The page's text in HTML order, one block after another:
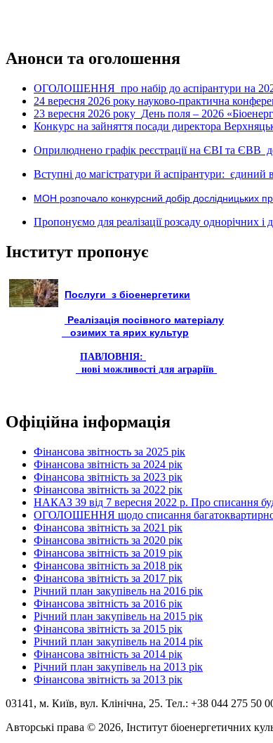
Анонси та оголошення
ОГОЛОШЕННЯ про набір до аспірантури на
24 вересня 2026 року науково-практична
23 вересня 2026 року День поля – 2026
Конкурс на зайняття посади директора
Оприлюднено графік реєстрації на ЄВІ та
Вступні до магістратури й аспірантури: єдиний
МОН розпочало конкурсний добір дослідницьких
Пропонуємо для реалізації розсаду однорічних і
Інститут пропонує
Послуги з біоенергетики
Реалізація посівного матеріалу
озимих та ярих культур
ПАВЛОВНІЯ:
нові можливості для аграріїв
Офіційна інформація
Фінансова звітность за 2025 рік
Фінансова звітність за 2024 рік
Фінансова звітність за 2023 рік
Фінансова звітність за 2022 рік
НАКАЗ 39 від 7 вересня 2022 р. Про списання
ОГОЛОШЕННЯ щодо списання
Фінансова звітність за 2021 рік
Фінансова звітність за 2020 рік
Фінансова звітність за 2019 рік
Фінансова звітність за 2018 рік
Фінансова звітність за 2017 рік
Річний план закупівель на 2016 рік
Фінансова звітність за 2016 рік
Річний план закупівель на 2015 рік
Фінансова звітність за 2015 рік
Річний план закупівель на 2014 рік
Фінансова звітність за 2014 рік
Річний план закупівель на 2013 рік
Фінансова звітність за 2013 рік
03141, м. Київ, вул. Клінічна, 25. Тел.: +38 044 275 50
Авторські права © 2026, Інститут біоенергетичних